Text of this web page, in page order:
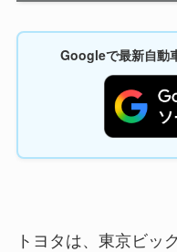
Googleで最新自動
トヨタは、東京ビッ